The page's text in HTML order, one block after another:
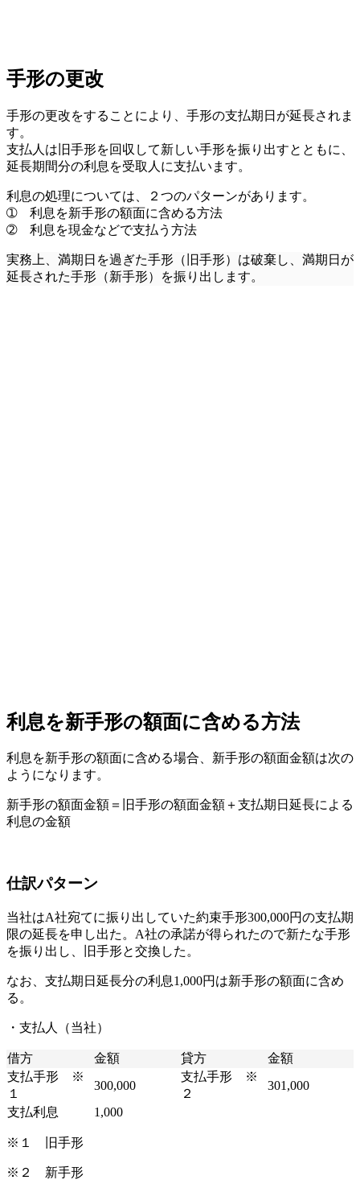
手形の更改
手形の更改をすることにより、手形の支払期日が延長されま
す。
支払人は旧手形を回収して新しい手形を振り出すとともに、
延長期間分の利息を受取人に支払います。
利息の処理については、２つのパターンがあります。
➀ 利息を新手形の額面に含める方法
➁ 利息を現金などで支払う方法
実務上、満期日を過ぎた手形（旧手形）は破棄し、満期日が
延長された手形（新手形）を振り出します。
利息を新手形の額面に含める方法
利息を新手形の額面に含める場合、新手形の額面金額は次の
ようになります。
新手形の額面金額＝旧手形の額面金額＋支払期日延長による
利息の金額
仕訳パターン
当社はA社宛てに振り出していた約束手形300,000円の支払期
限の延長を申し出た。A社の承諾が得られたので新たな手形
を振り出し、旧手形と交換した。
なお、支払期日延長分の利息1,000円は新手形の額面に含め
る。
・支払人（当社）
借方 金額 貸方
金額
支払手形 ※
１
300,000
支払手形 ※
２
301,000
支払利息
1,000
※１ 旧手形
※２ 新手形